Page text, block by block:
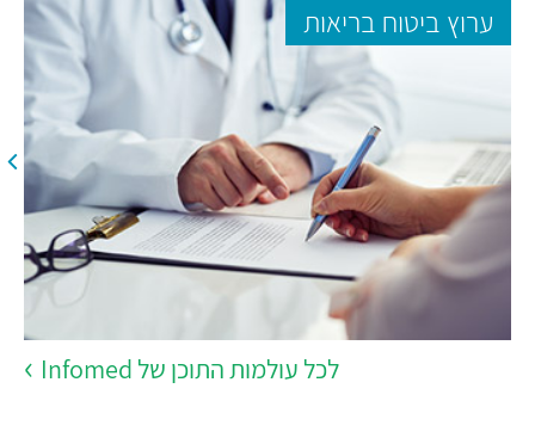
ערוץ ביטוח בריאות
לכל עולמות התוכן של Infomed